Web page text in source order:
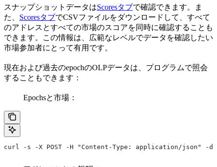
スナップショットデータはScoresタブで確認できます。ま
た、 ScoresタブでCSVファイルをダウンロードして、すべて
のアドレスとすべての市場のスコアを同時に確認することも
できます。この情報は、広範なレベルでデータを確認したい
市場参加者にとって有用です。
現在および過去のepochのOLPデータは、プログラムで照会
することもできます：
Epochsと市場：
curl -s -X POST -H "Content-Type: application/